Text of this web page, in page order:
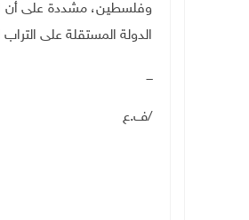
وفلسطين، مشددة على أن
الدولة المستقلة على
ـــ
/ف.ع